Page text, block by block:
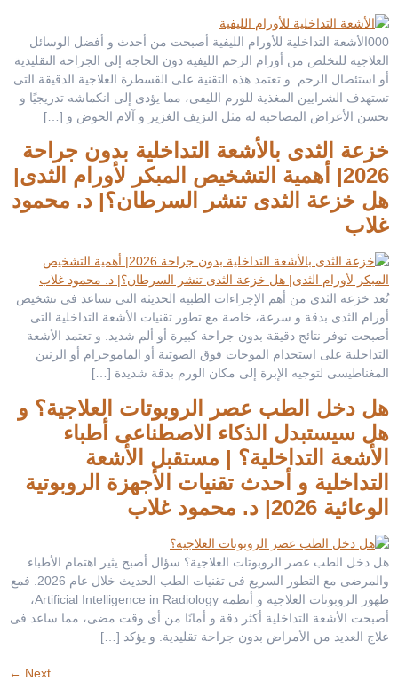
000الأشعة التداخلية للأورام الليفية أصبحت من أحدث و أفضل الوسائل
العلاجية للتخلص من أورام الرحم الليفية دون الحاجة إلى الجراحة التقليدية
أو استئصال الرحم. و تعتمد هذه التقنية على القسطرة العلاجية الدقيقة التى
تستهدف الشرايين المغذية للورم الليفى، مما يؤدى إلى انكماشه تدريجيًا و
تحسن الأعراض المصاحبة له مثل النزيف الغزير و آلام الحوض و […]
خزعة الثدى بالأشعة التداخلية بدون جراحة
2026| أهمية التشخيص المبكر لأورام الثدى|
هل خزعة الثدى تنشر السرطان؟| د. محمود
غلاب
تُعد خزعة الثدى من أهم الإجراءات الطبية الحديثة التى تساعد فى تشخيص
أورام الثدى بدقة و سرعة، خاصة مع تطور تقنيات الأشعة التداخلية التى
أصبحت توفر نتائج دقيقة بدون جراحة كبيرة أو ألم شديد. و تعتمد الأشعة
التداخلية على استخدام الموجات فوق الصوتية أو الماموجرام أو الرنين
المغناطيسى لتوجيه الإبرة إلى مكان الورم بدقة شديدة […]
هل دخل الطب عصر الروبوتات العلاجية؟ و
هل سيستبدل الذكاء الاصطناعى أطباء
الأشعة التداخلية؟ | مستقبل الأشعة
التداخلية و أحدث تقنيات الأجهزة الروبوتية
الوعائية 2026| د. محمود غلاب
هل دخل الطب عصر الروبوتات العلاجية؟ سؤال أصبح يثير اهتمام الأطباء
والمرضى مع التطور السريع فى تقنيات الطب الحديث خلال عام 2026. فمع
ظهور الروبوتات العلاجية و أنظمة Artificial Intelligence in Radiology،
أصبحت الأشعة التداخلية أكثر دقة و أمانًا من أى وقت مضى، مما ساعد فى
علاج العديد من الأمراض بدون جراحة تقليدية. و يؤكد […]
Next
←